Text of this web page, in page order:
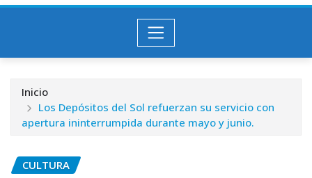
Inicio
Los Depósitos del Sol refuerzan su servicio con
apertura ininterrumpida durante mayo y junio.
CULTURA